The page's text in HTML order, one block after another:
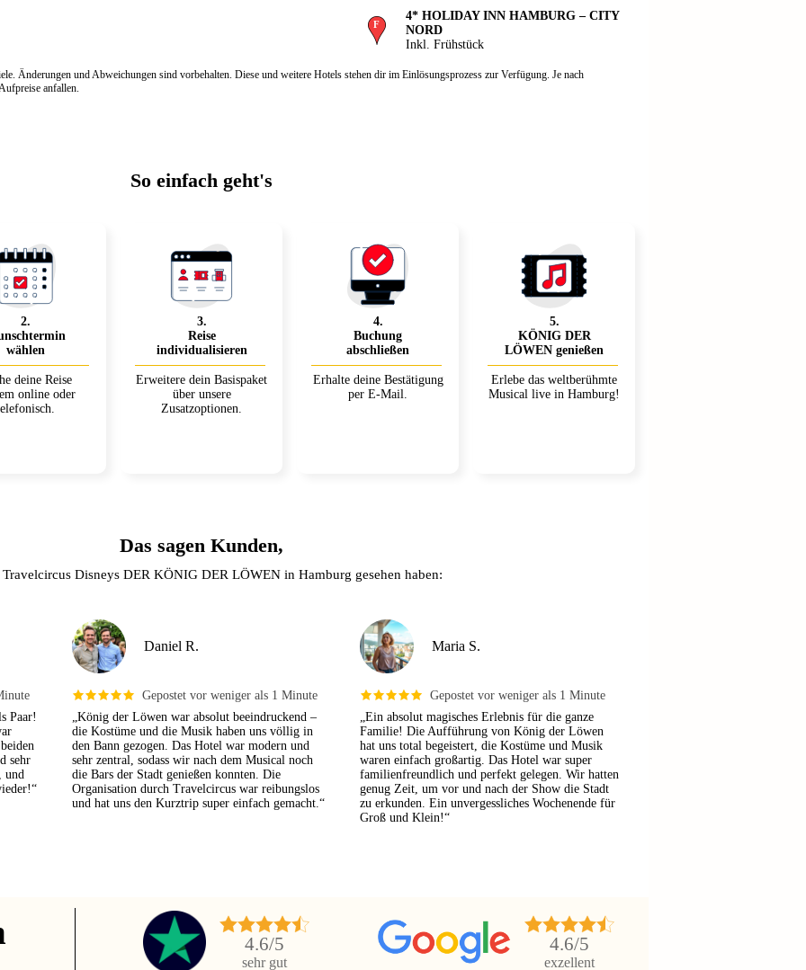
4* HOLIDAY INN HAMBURG – CITY
NORD
Inkl. Frühstück
Änderungen und Abweichungen sind vorbehalten. Diese und weitere Hotels stehen dir im Einlösungsprozess zur Verfügung. Je nach
anfallen.
So einfach geht's
2.
wählen
deine Reise
online oder
3.
Reise
individualisieren
Erweitere dein Basispaket
über unsere
Zusatzoptionen.
4.
Buchung
abschließen
Erhalte deine Bestätigung
per E-Mail.
5.
KÖNIG DER
LÖWEN genießen
Erlebe das weltberühmte
Musical live in Hamburg!
Das sagen Kunden,
Disneys DER KÖNIG DER LÖWEN in Hamburg gesehen haben:
Paar!
sehr
und
Daniel R.
Gepostet vor weniger als 1 Minute
„König der Löwen war absolut beeindruckend –
die Kostüme und die Musik haben uns völlig in
den Bann gezogen. Das Hotel war modern und
sehr zentral, sodass wir nach dem Musical noch
die Bars der Stadt genießen konnten. Die
Organisation durch Travelcircus war reibungslos
und hat uns den Kurztrip super einfach gemacht.“
Maria S.
Gepostet vor weniger als 1 Minute
„Ein absolut magisches Erlebnis für die ganze
Familie! Die Aufführung von König der Löwen
hat uns total begeistert, die Kostüme und Musik
waren einfach großartig. Das Hotel war super
familienfreundlich und perfekt gelegen. Wir hatten
genug Zeit, um vor und nach der Show die Stadt
zu erkunden. Ein unvergessliches Wochenende für
Groß und Klein!“
4.6/5
sehr gut
4.6/5
exzellent